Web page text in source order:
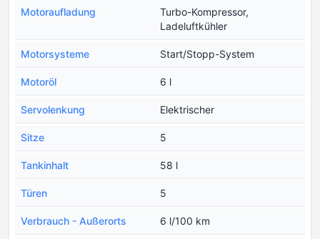
Motoraufladung
Turbo-Kompressor,
Ladeluftkühler
Motorsysteme Start/Stopp-System
Motoröl 6 l
Servolenkung Elektrischer
Sitze 5
Tankinhalt 58 l
Türen 5
Verbrauch - Außerorts 6 l/100 km